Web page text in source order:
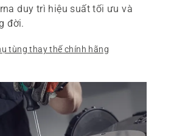
duy trì hiệu suất tối ưu và
đời.
tùng thay thế chính hãng